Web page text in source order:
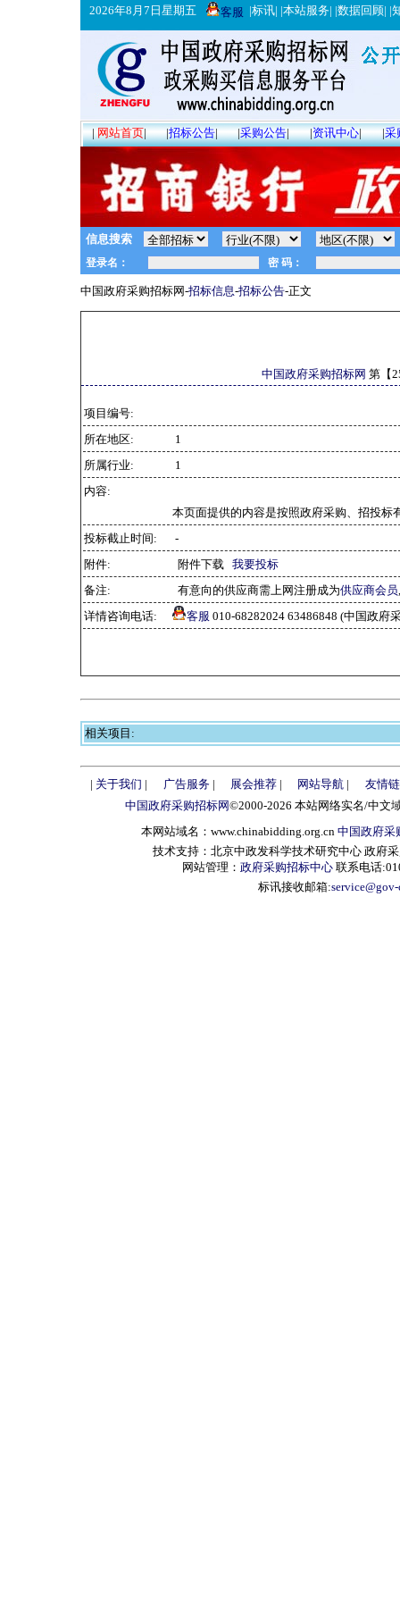
2026年8月7日星期五 客服 |标讯| |本站服务| |数据回顾| |
|网站首页| |招标公告| |采购公告| |资讯中心| |采
信息搜索
中国政府采购招标网-招标信息-招标公告-正文
中国政府采购招标网 第【
项目编号:
所在地区:
1
所属行业:
1
内容:
本页面提供的内容是按照政府采购、招投标
投标截止时间:
-
附件:
附件下载 我要投标
备注:
有意向的供应商需上网注册成为供应商会员
详情咨询电话:
客服 010-68282024 63486848 (中国政府
相关项目:
| 关于我们 | 广告服务| 展会推荐| 网站导航 |
友情
中国政府采购招标网©2000-2026 本站网络实名/中文
本网站域名：www.chinabidding.org.cn 中国政府采
技术支持：北京中政发科学技术研究中心 政府
网站管理： 政府采购招标中心 联系电话
标讯接收邮箱: